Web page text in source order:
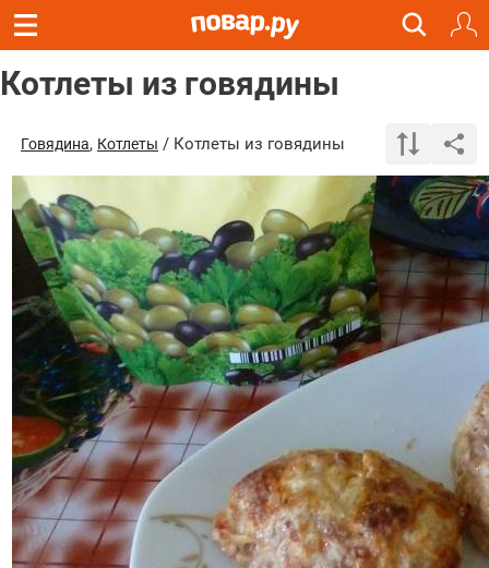
Котлеты из говядины
Говядина, Котлеты / Котлеты из говядины